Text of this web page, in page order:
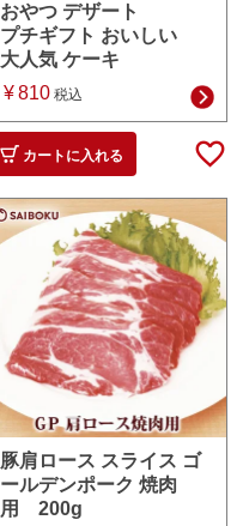
おやつ デザート
プチギフト おいしい
大人気 ケーキ
¥810 税込
カートに入れる
豚肩ロース スライス ゴ
ールデンポーク 焼肉
用 200g